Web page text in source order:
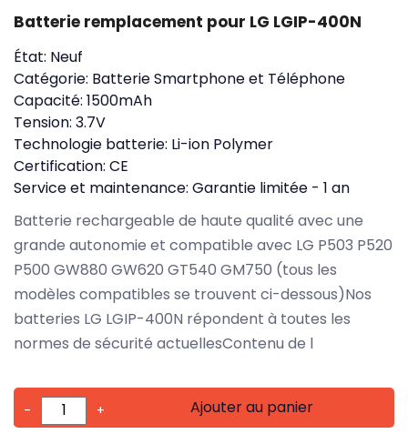
Batterie remplacement pour LG LGIP-400N
État: Neuf
Catégorie: Batterie Smartphone et Téléphone
Capacité: 1500mAh
Tension: 3.7V
Technologie batterie: Li-ion Polymer
Certification: CE
Service et maintenance: Garantie limitée - 1 an
Batterie rechargeable de haute qualité avec une
grande autonomie et compatible avec LG P503 P520
P500 GW880 GW620 GT540 GM750 (tous les
modèles compatibles se trouvent ci-dessous)Nos
batteries LG LGIP-400N répondent à toutes les
normes de sécurité actuellesContenu de l
- + Ajouter au panier